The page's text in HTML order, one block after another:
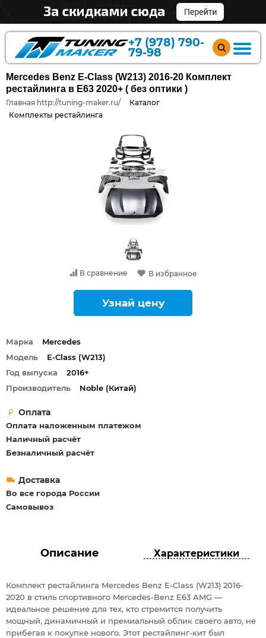
+7 (978) 790-
79-98
Mercedes Benz E-Class (W213) 2016-20 Комплект
рестайлинга в E63 2020+ ( без оптики )
Главная http://tuning-maker.ru/
Каталог
Комплекты рестайлинга
Марка
Mercedes
Модель
E-Class (W213)
Год выпуска
2016+
Производитель
Noble (Китай)
Оплата
Оплата наложенным платежом
Наличный расчёт
Безналичный расчёт
Доставка
Во все города России
Самовывоз
В сравнение В избранное
Узнай цену
Описание Характеристики
Комплект рестайлинга Mercedes Benz E-Class (W213) 2016-
2020 в стиль спортивного Mercedes-Benz E63 AMG —
идеальное решение для тех, кто стремится получить
мощный, динамичный и премиальный облик своего авто, не
прибегая к покупке нового. Этот рестайлинг-кит был